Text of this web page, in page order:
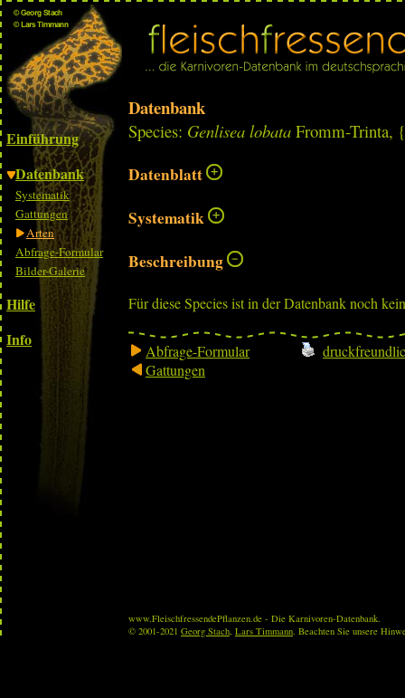
Einführung
Datenbank
Systematik
Gattungen
Arten
Abfrage-Formular
Bilder-Galerie
Hilfe
Info
Datenbank
Species: Genlisea lobata Fromm-Trinta,
Datenblatt
Systematik
Beschreibung
Für diese Species ist in der Datenbank noch
Abfrage-Formular
Gattungen
www.FleischfressendePflanzen.de - Die Karnivoren-Datenbank.
© 2001-2021 Georg Stach Lars Timmann . Beachten Sie unsere